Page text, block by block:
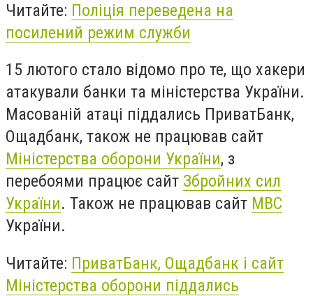
Читайте: Поліція переведена на
посилений режим служби
15 лютого стало відомо про те, що хакери
атакували банки та міністерства України.
Масованій атаці піддались ПриватБанк,
Ощадбанк, також не працював сайт
Міністерства оборони України, з
перебоями працює сайт Збройних сил
України. Також не працював сайт МВС
України.
Читайте: ПриватБанк, Ощадбанк і сайт
Міністерства оборони піддались